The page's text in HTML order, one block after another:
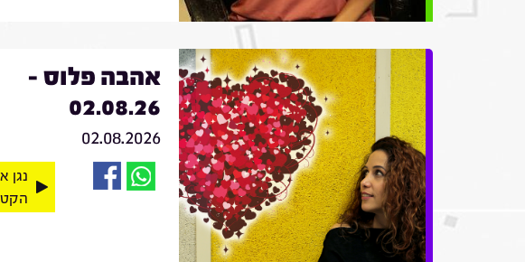
אהבה פלוס -
02.08.26
02.08.2026
נגן